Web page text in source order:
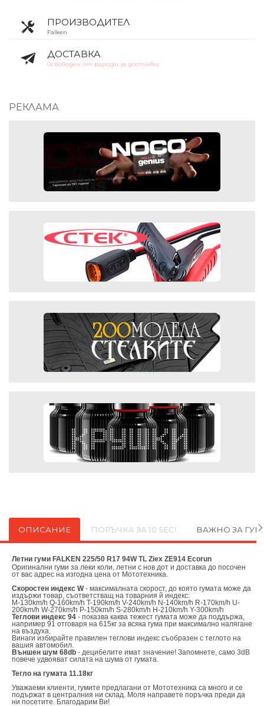
ПРОИЗВОДИТЕЛ
Falken
ДОСТАВКА
Освободен от разходи за доставка
РЕКЛАМА
ОПИСАНИЕ ПОРЪЧКА ЗА 10 SEC! ВАЖНО ЗА
Летни гуми FALKEN 225/50 R17 94W TL Ziex ZE914 Ecorun
Оригинални гуми за леки коли, летни с нов дот и доставка до посочен
от вас адрес на изгодна цена от Мототехника.
Скоростен индекс W- максималната скорост, до която гумата може да
издържи товар, съответстващ на товарния й индекс:
M-130km/h Q-160km/h T-190km/h V-240km/h N-140km/h R-170km/h U-
200km/h W-270km/h P-150km/h S-280km/h H-210km/h Y-300km/h
Теглови индекс 94 - показва каква тежест гумата може да поддържа,
например 91 отговаря на 615кг за всяка гума при максимално налягане
на въздуха.
Винаги избирайте правилен теглови индекс съобразен с теглото на
вашия автомобил.
Външен шум 68db - децибелите имат значение! Запомнете, само 3dB
повече удвояват силата на шума от гумата.
Тегло на гумата 11.18кг
Уважаеми клиенти, гумите предлагани от Мототехника са много и се
подържат в централния ни склад. Моля направете поръчка преди да
ни посетите. Благодарим Ви!